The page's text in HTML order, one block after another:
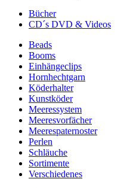
Bücher
CD´s DVD & Videos
Beads
Booms
Einhängeclips
Hornhechtgarn
Köderhalter
Kunstköder
Meeressystem
Meeresvorfächer
Meerespaternoster
Perlen
Schläuche
Sortimente
Verschiedenes